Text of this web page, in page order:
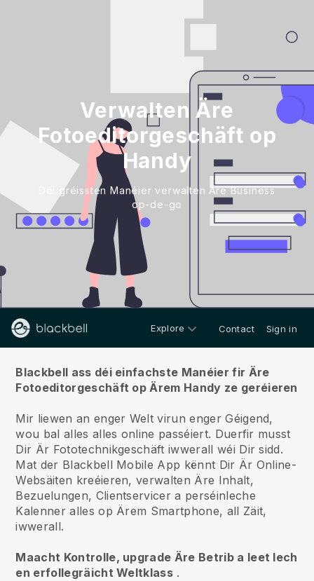
Verwalten Äre
Fotoeditorgeschäft op
Handy
Déi gréissten Manéier verwalten Äre Business
op-de-go
Explore Contact Sign in
Blackbell ass déi einfachste Manéier fir Äre
Fotoeditorgeschäft op Ärem Handy ze geréieren
Mir liewen an enger Welt virun enger Géigend,
wou bal alles alles online passéiert. Duerfir musst
Dir Är Fototechnikgeschäft iwwerall wéi Dir sidd.
Mat der Blackbell Mobile App kënnt Dir Är Online-
Websäiten kreéieren, verwalten Äre Inhalt,
Bezuelungen, Clientservicer a perséinleche
Kalenner alles op Ärem Smartphone, all Zäit,
iwwerall.
Maacht Kontrolle, upgrade Äre Betrib a leet Iech
en erfollegräicht Weltklass .